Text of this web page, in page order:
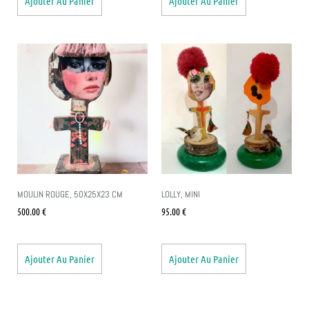
MOULIN ROUGE, 50X25X23 CM
500.00€
Ajouter Au Panier
LOLLY, MINI
95.00€
Ajouter Au Panier